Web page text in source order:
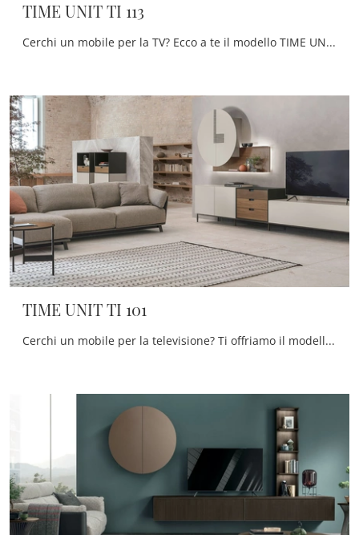
TIME UNIT TI 113
Cerchi un mobile per la TV? Ecco a te il modello TIME UNIT TI 113 di Tomasella in laccato opaco, perfetto per spazi moderni.
TIME UNIT TI 101
Cerchi un mobile per la televisione? Ti offriamo il modello TIME UNIT TI 101 di Tomasella in laccato opaco, ideale per spazi design.